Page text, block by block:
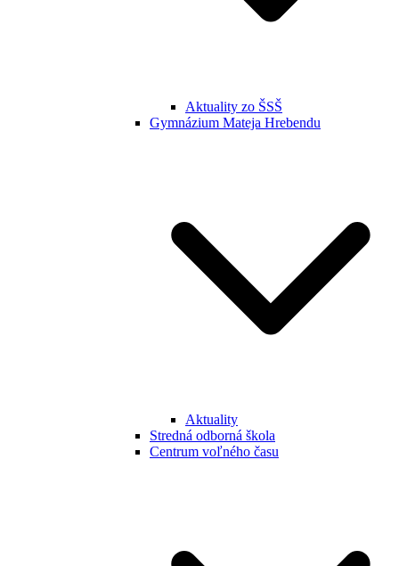
Aktuality zo ŠSŠ
Gymnázium Mateja Hrebendu
Aktuality
Stredná odborná škola
Centrum voľného času